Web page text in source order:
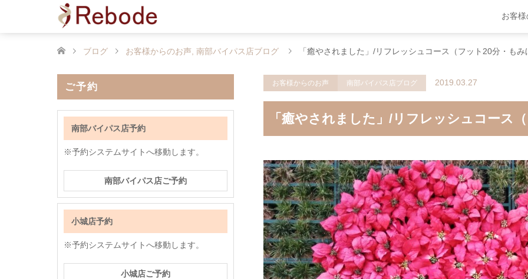
お客
ブログ お客様からのお声 南部バイパス店ブログ 「癒やされました」/リフレッシュコース（フット20分・もみ
お客様からのお声 南部バイパス店ブログ 2019.03.27
「癒やされました」/リフレッシュコース
ご予約
南部バイパス店予約
※予約システムサイトへ移動します。
南部バイパス店ご予約
小城店予約
※予約システムサイトへ移動します。
小城店ご予約